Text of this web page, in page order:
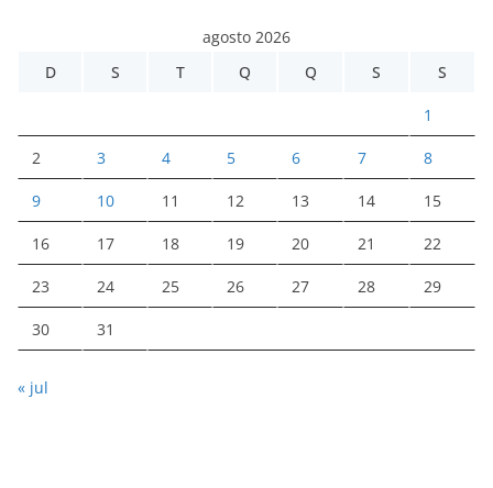
agosto 2026
D
S T Q Q S S
1
2 3 4 5 6 7 8
9 10 11 12 13 14 15
16 17 18 19 20 21 22
23 24 25 26 27 28 29
30 31
« jul